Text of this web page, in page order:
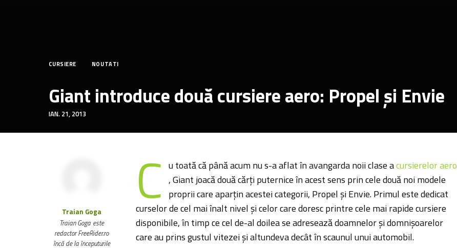
CURSIERE NOUTATI
Giant introduce două cursiere aero: Propel și Envie
IAN. 21, 2013
Traian Goga
Traian Goga este
redactor FreeRider.ro
încă de la începuturile
C u toată că până acum nu s-a aflat în avangarda noii clase acursierelor aero
, Giant joacă două cărți puternice în acest sens prin cele două noi modele
proprii care aparțin acestei categorii, Propel și Envie. Primul este dedicat
curselor de cel mai înalt nivel și celor care doresc printre cele mai rapide cursiere
disponibile, în timp ce cel de-al doilea se adresează doamnelor și domnișoarelor
care au prins gustul vitezei și altundeva decât în scaunul unui automobil.